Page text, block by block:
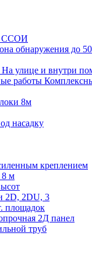
ССОИ
обнаружения до
На улице и внутри
работы
8м
насадку
креплением
8 м
2D, 2DU, 3
площадок
2Д панел
труб